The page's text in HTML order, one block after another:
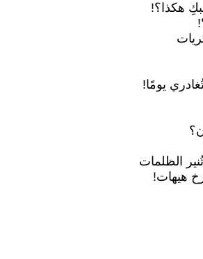
هكذا؟!
يومًا!
الظلمات
هيهات!